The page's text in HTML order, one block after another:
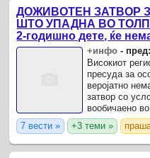
ДОЖИВОТЕН ЗАТВОР
ШТО УПАДНА ВО
2-годишно дете, ќе
+инфо -
Високиот
пресуда за
веројатно
затвор со
вообичаено
Фархад Н.
7 вести » +3 теми »